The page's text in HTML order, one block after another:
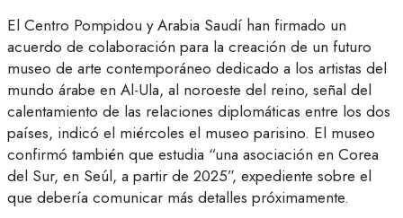
El Centro Pompidou y Arabia Saudí han firmado un
acuerdo de colaboración para la creación de un futuro
museo de arte contemporáneo dedicado a los artistas del
mundo árabe en Al-Ula, al noroeste del reino, señal del
calentamiento de las relaciones diplomáticas entre los dos
países, indicó el miércoles el museo parisino. El museo
confirmó también que estudia “una asociación en Corea
del Sur, en Seúl, a partir de 2025”, expediente sobre el
que debería comunicar más detalles próximamente.